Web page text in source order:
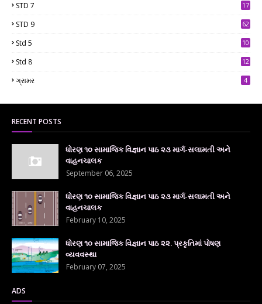
STD 7
17
STD 9 62
Std 5
10
Std 8
12
ગ્રામર 4
RECENT POSTS
ધોરણ ૧૦ સામાજિક વિજ્ઞાન પાઠ ૨૩ માર્ગ-સલામતી અને
વાહનચાલક
September 06, 2025
ધોરણ ૧૦ સામાજિક વિજ્ઞાન પાઠ ૨૩ માર્ગ-સલામતી અને
વાહનચાલક
February 10, 2025
ધોરણ ૧૦ સામાજિક વિજ્ઞાન પાઠ ૨૨. પ્રકૃતિમાં પોષણ
વ્યવવસ્થા
February 07, 2025
ADS